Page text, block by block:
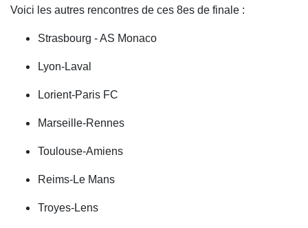
Voici les autres rencontres de ces 8es de finale :
Strasbourg - AS Monaco
Lyon-Laval
Lorient-Paris FC
Marseille-Rennes
Toulouse-Amiens
Reims-Le Mans
Troyes-Lens